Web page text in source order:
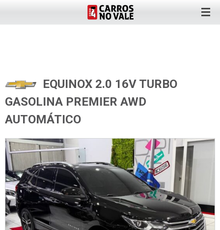
EQUINOX 2.0 16V TURBO
GASOLINA PREMIER AWD
AUTOMÁTICO